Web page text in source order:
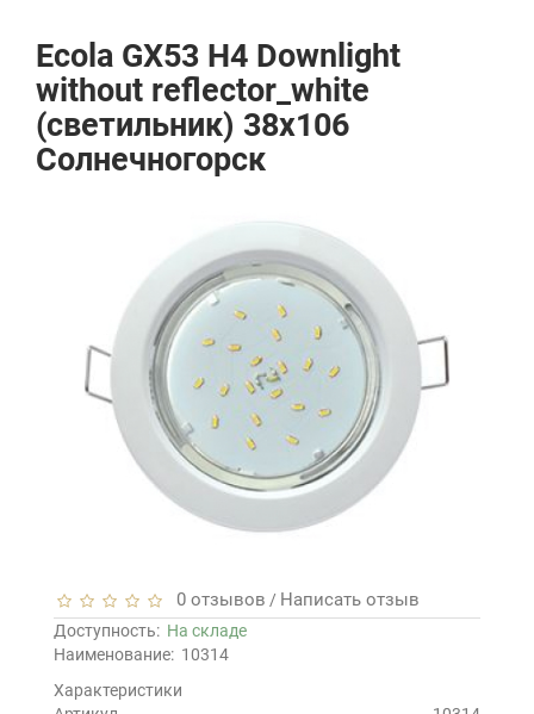
Ecola GX53 H4 Downlight
without reflector_white
(светильник) 38x106
Солнечногорск
0 отзывов / Написать отзыв
Доступность: На складе
Наименование: 10314
Характеристики